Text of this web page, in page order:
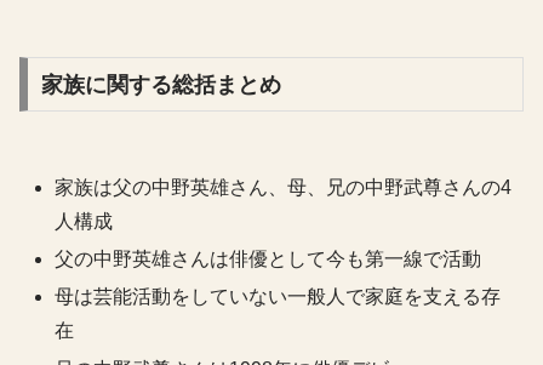
家族に関する総括まとめ
家族は父の中野英雄さん、母、兄の中野武尊さんの4
人構成
父の中野英雄さんは俳優として今も第一線で活動
母は芸能活動をしていない一般人で家庭を支える存
在